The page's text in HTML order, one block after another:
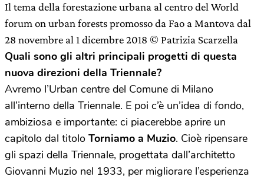
Il tema della forestazione urbana al centro del World
forum on urban forests promosso da Fao a Mantova dal
28 novembre al 1 dicembre 2018 © Patrizia Scarzella
Quali sono gli altri principali progetti di questa
nuova direzioni della Triennale?
Avremo l’Urban centre del Comune di Milano
all’interno della Triennale. E poi c’è un’idea di fondo,
ambiziosa e importante: ci piacerebbe aprire un
capitolo dal titolo Torniamo a Muzio. Cioè ripensare
gli spazi della Triennale, progettata dall’architetto
Giovanni Muzio nel 1933, per migliorare l’esperienza